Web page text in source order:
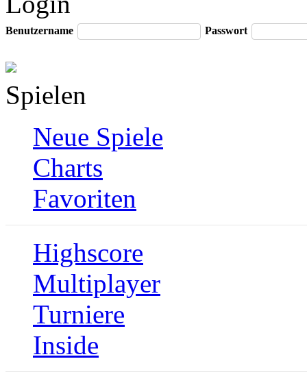
Benutzername Passwort
Spielen
Neue Spiele
Charts
Favoriten
Highscore
Multiplayer
Turniere
Inside